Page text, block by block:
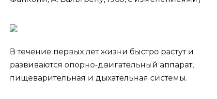
В течение первых лет жизни быстро растут и
развиваются опорно-двигательный аппарат,
пищеварительная и дыхательная системы.